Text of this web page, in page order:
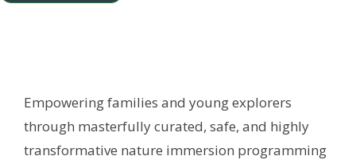
Empowering families and young explorers
through masterfully curated, safe, and highly
transformative nature immersion programming